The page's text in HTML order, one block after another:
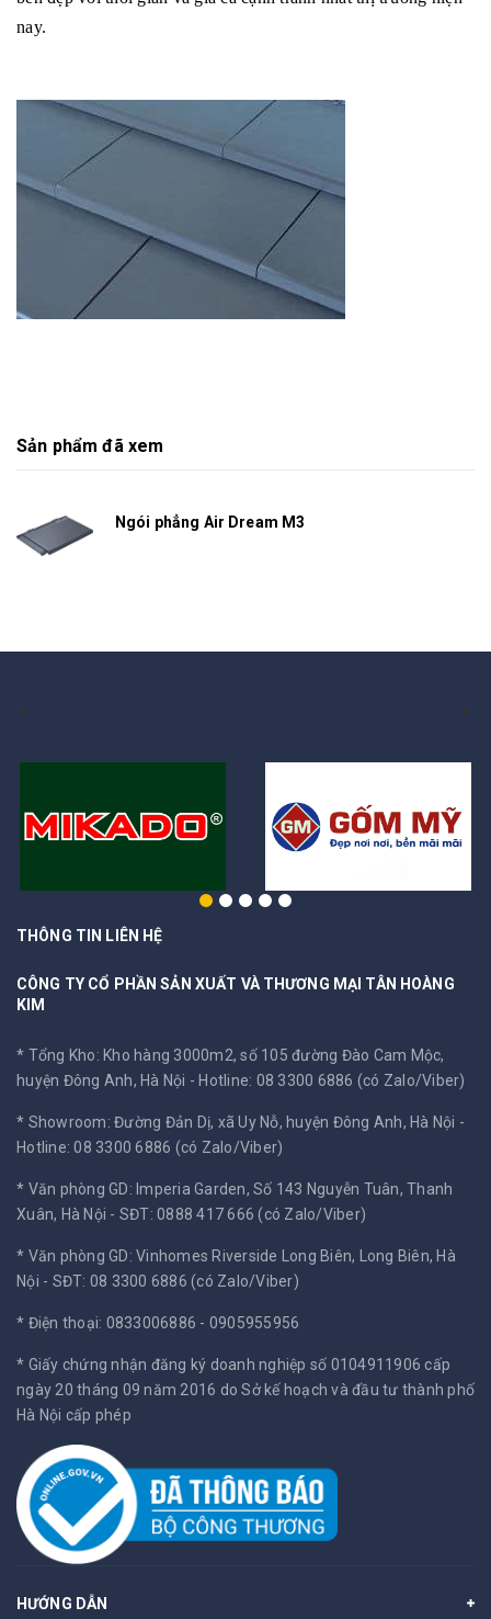
nay.
Sản phẩm đã xem
Ngói phẳng Air Dream M3
THÔNG TIN LIÊN HỆ
CÔNG TY CỔ PHẦN SẢN XUẤT VÀ THƯƠNG MẠI TÂN HOÀNG
KIM
* Tổng Kho: Kho hàng 3000m2, số 105 đường Đào Cam Mộc,
huyện Đông Anh, Hà Nội -Hotline: 08 3300 6886 (có Zalo/Viber)
* Showroom: Đường Đản Dị, xã Uy Nỗ, huyện Đông Anh, Hà Nội -
Hotline: 08 3300 6886 (có Zalo/Viber)
* Văn phòng GD: Imperia Garden, Số 143 Nguyễn Tuân, Thanh
Xuân, Hà Nội - SĐT: 0888 417 666 (có Zalo/Viber)
* Văn phòng GD: Vinhomes Riverside Long Biên, Long Biên, Hà
Nội - SĐT: 08 3300 6886 (có Zalo/Viber)
* Điện thoại: 0833006886 - 0905955956
* Giấy chứng nhận đăng ký doanh nghiệp số 0104911906 cấp
ngày 20 tháng 09 năm 2016 do Sở kế hoạch và đầu tư thành phố
Hà Nội cấp phép
HƯỚNG DẪN